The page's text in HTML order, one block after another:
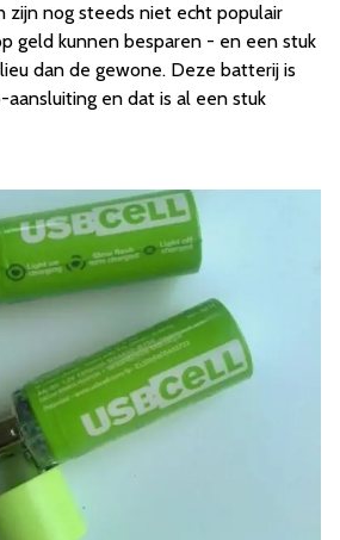
zijn nog steeds niet echt populair
geld kunnen besparen - en een stuk
dan de gewone. Deze batterij is
en dat is al een stuk